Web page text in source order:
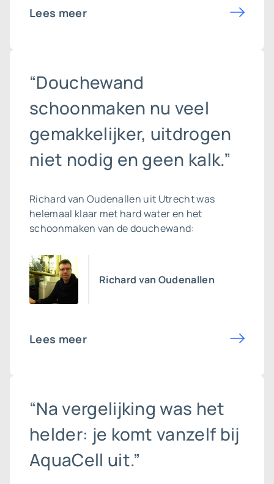
Lees meer
“Douchewand
schoonmaken nu veel
gemakkelijker, uitdrogen
niet nodig en geen kalk.”
Richard van Oudenallen uit Utrecht was
helemaal klaar met hard water en het
schoonmaken van de douchewand:
Richard van Oudenallen
Lees meer
“Na vergelijking was het
helder: je komt vanzelf bij
AquaCell uit.”